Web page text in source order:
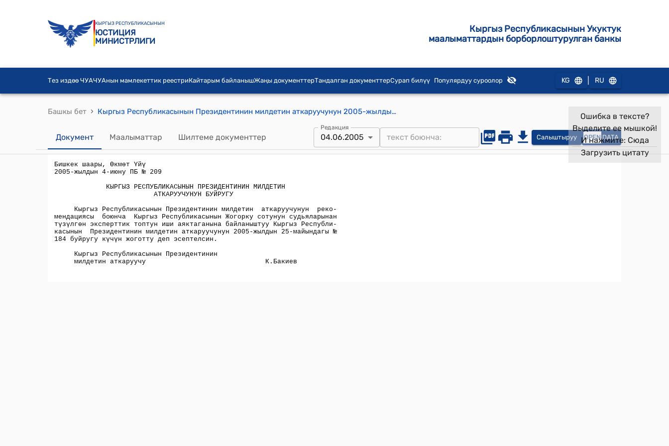
КЫРГЫЗ РЕСПУБЛИКАСЫНЫН
ЮСТИЦИЯ
МИНИСТРЛИГИ
Кыргыз Республикасынын Укуктук
маалыматтардын борборлоштурулган банкы
Тез издөө ЧУАЧУАнын мамлекеттик реестриКайтарым байланышЖаңы документтерТандалган документтерСурап билүү Популярдуу суроолор KG RU
Башкы бет › Кыргыз Республикасынын Президентинин милдетин аткаруучунун 2005-жылдын 4-июнундагы ПБ №209 буйругу
Документ Маалыматтар Шилтеме документтер
Редакция
04.06.2005 Салыштыруу OPEN DATA
Ошибка в тексте?
Выделите ее мышкой!
И нажмите: Сюда
Загрузить цитату